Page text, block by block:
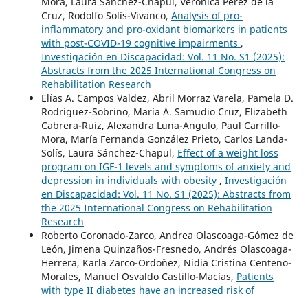
Cruz, Rodolfo Solís-Vivanco, Analysis of pro-
inflammatory and pro-oxidant biomarkers in patients
with post-COVID-19 cognitive impairments ,
Investigación en Discapacidad: Vol. 11 No. S1 (2025):
Abstracts from the 2025 International Congress on
Rehabilitation Research
Elías A. Campos Valdez, Abril Morraz Varela, Pamela D.
Rodríguez-Sobrino, María A. Samudio Cruz, Elizabeth
Cabrera-Ruiz, Alexandra Luna-Angulo, Paul Carrillo-
Mora, María Fernanda González Prieto, Carlos Landa-
Solís, Laura Sánchez-Chapul, Effect of a weight loss
program on IGF-1 levels and symptoms of anxiety and
depression in individuals with obesity , Investigación
en Discapacidad: Vol. 11 No. S1 (2025): Abstracts from
the 2025 International Congress on Rehabilitation
Research
Roberto Coronado-Zarco, Andrea Olascoaga-Gómez de
León, Jimena Quinzaños-Fresnedo, Andrés Olascoaga-
Herrera, Karla Zarco-Ordoñez, Nidia Cristina Centeno-
Morales, Manuel Osvaldo Castillo-Macías, Patients
with type II diabetes have an increased risk of